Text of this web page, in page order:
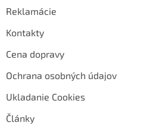
Reklamácie
Kontakty
Cena dopravy
Ochrana osobných údajov
Ukladanie Cookies
Články